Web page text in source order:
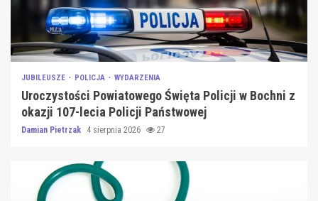
JUBILEUSZE POLICJA WYDARZENIA
Uroczystości Powiatowego Święta Policji w Bochni z
okazji 107-lecia Policji Państwowej
Damian Pietrzak 4 sierpnia 2026 27